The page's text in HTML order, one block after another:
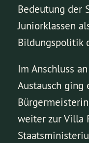
Bedeutung der
Juniorklassen
Bildungspolitik
Im Anschluss
Austausch ging
weiter zur Villa